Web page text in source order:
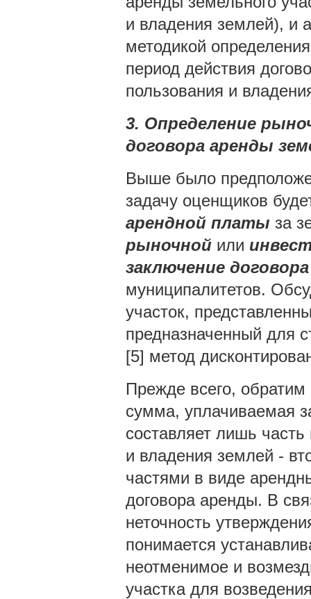
и владения землей), и
методикой
период действия
пользования и
3. Определение
договора аренды
Выше было
задачу оценщиков
арендной платы за
рыночной или
заключение
муниципалитетов.
участок,
предназначенный для
[5] метод
Прежде всего,
сумма, уплачиваемая
составляет лишь
и владения землей -
частями в виде
договора аренды. В
неточность
понимается
неотменимое и
участка для